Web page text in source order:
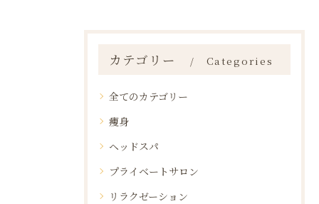
カテゴリー Categories
全てのカテゴリー
痩身
ヘッドスパ
プライベートサロン
リラクゼーション